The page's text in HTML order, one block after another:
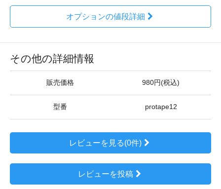
オプションの値段詳細
その他の詳細情報
販売価格 980円(税込)
型番 protape12
レビューを見る(0件)
レビューを投稿